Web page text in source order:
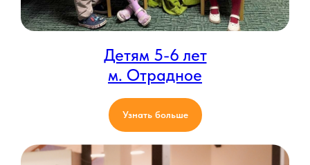
Детям 5-6 лет
м. Отрадное
Узнать больше